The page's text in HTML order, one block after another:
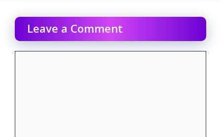
Leave a Comment